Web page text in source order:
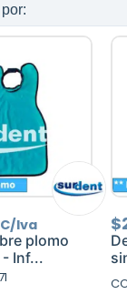
C/Iva
plomo
Inf...
$